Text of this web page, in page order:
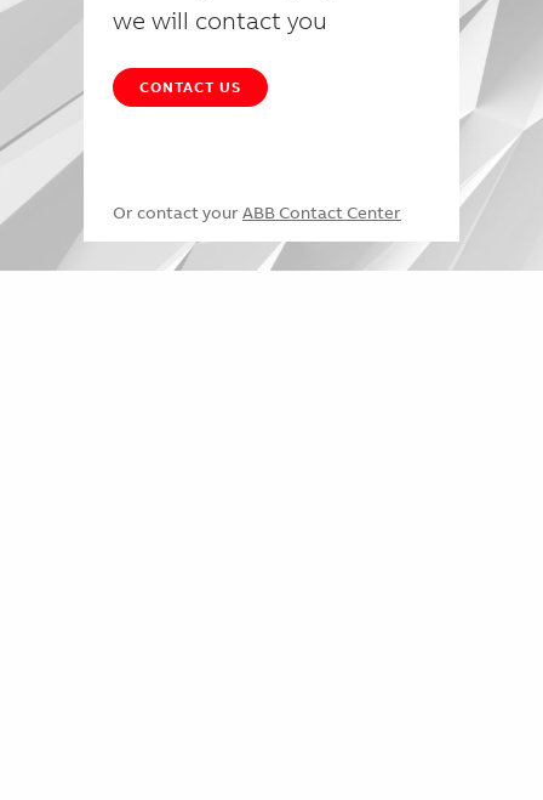
we will contact you
CONTACT US
Or contact your ABB Contact Center